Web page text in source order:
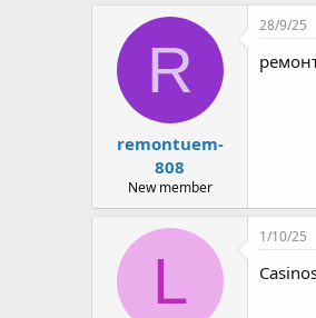
R
remontuem-
808
New member
28/9/25
L
1/10/25